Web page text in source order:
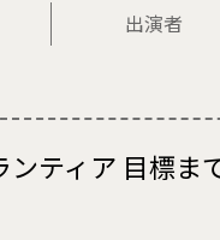
出演者
ティア 目標ま